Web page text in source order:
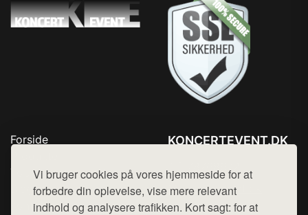
Vi bruger cookies på vores hjemmeside for at
forbedre din oplevelse, vise mere relevant
indhold og analysere trafikken. Kort sagt: for at
Forside
Top Rabatter
Blog
Kontakt
KONCERTEVENT.DK
Mail: hej@want.dk